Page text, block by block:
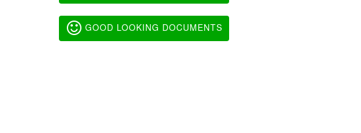
GOOD LOOKING DOCUMENTS